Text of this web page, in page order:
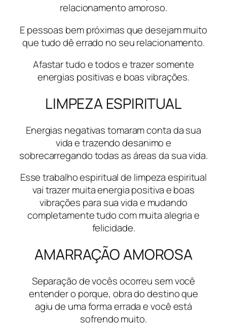
relacionamento amoroso.
E pessoas bem próximas que desejam muito
que tudo dê errado no seu relacionamento.
Afastar tudo e todos e trazer somente
energias positivas e boas vibrações.
LIMPEZA ESPIRITUAL
Energias negativas tomaram conta da sua
vida e trazendo desanimo e
sobrecarregando todas as áreas da sua vida.
Esse trabalho espiritual de limpeza espiritual
vai trazer muita energia positiva e boas
vibrações para sua vida e mudando
completamente tudo com muita alegria e
felicidade.
AMARRAÇÃO AMOROSA
Separação de vocês ocorreu sem você
entender o porque, obra do destino que
agiu de uma forma errada e você está
sofrendo muito.